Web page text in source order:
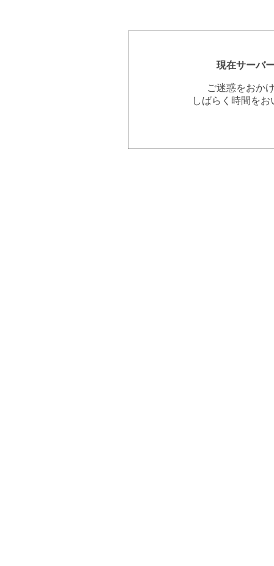
現在サーバ
ご迷惑をおか
しばらく時間を